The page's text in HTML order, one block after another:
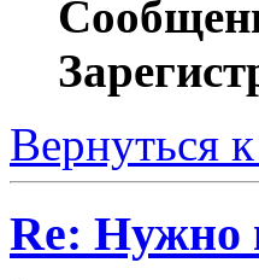
Вернуться
Re: Нужно